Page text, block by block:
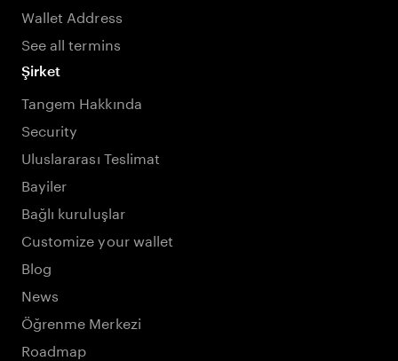
Wallet Address
See all termins
Şirket
Tangem Hakkında
Security
Uluslararası Teslimat
Bayiler
Bağlı kuruluşlar
Customize your wallet
Blog
News
Öğrenme Merkezi
Roadmap